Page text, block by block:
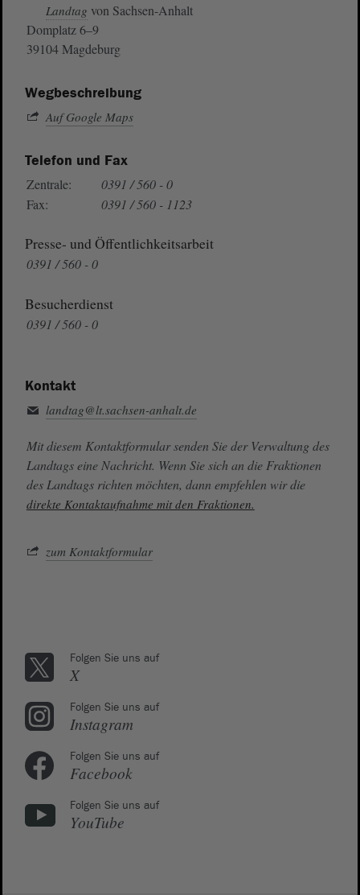
Landtag von Sachsen-Anhalt
Domplatz 6–9
39104 Magdeburg
Wegbeschreibung
Auf Google Maps
Telefon und Fax
Zentrale:
0391 / 560 - 0
Fax:
0391 / 560 - 1123
Presse- und Öffentlichkeitsarbeit
0391 / 560 - 0
Besucherdienst
0391 / 560 - 0
Kontakt
landtag@lt.sachsen-anhalt.de
Mit diesem Kontaktformular senden Sie der Verwaltung des
Landtags eine Nachricht. Wenn Sie sich an die Fraktionen
des Landtags richten möchten, dann empfehlen wir die
direkte Kontaktaufnahme mit den Fraktionen.
zum Kontaktformular
Folgen Sie uns auf
X
Folgen Sie uns auf
Instagram
Folgen Sie uns auf
Facebook
Folgen Sie uns auf
YouTube